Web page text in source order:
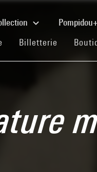
(current)
Billetterie (current)